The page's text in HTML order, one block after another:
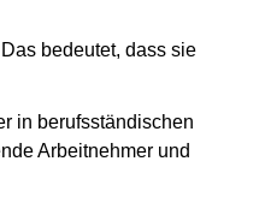
bedeutet, dass sie
in berufsständischen
Arbeitnehmer und